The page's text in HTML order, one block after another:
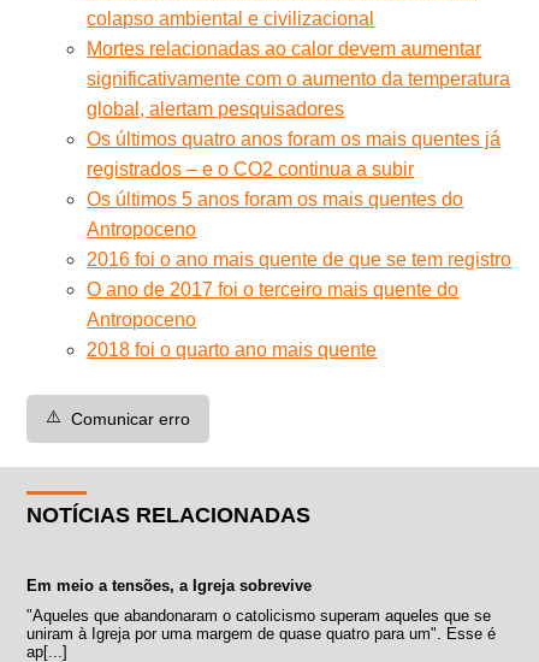
colapso ambiental e civilizacional
Mortes relacionadas ao calor devem aumentar
significativamente com o aumento da temperatura
global, alertam pesquisadores
Os últimos quatro anos foram os mais quentes já
registrados – e o CO2 continua a subir
Os últimos 5 anos foram os mais quentes do
Antropoceno
2016 foi o ano mais quente de que se tem registro
O ano de 2017 foi o terceiro mais quente do
Antropoceno
2018 foi o quarto ano mais quente
⚠️ Comunicar erro
NOTÍCIAS RELACIONADAS
Em meio a tensões, a Igreja sobrevive
"Aqueles que abandonaram o catolicismo superam aqueles que se
uniram à Igreja por uma margem de quase quatro para um". Esse é
ap[...]